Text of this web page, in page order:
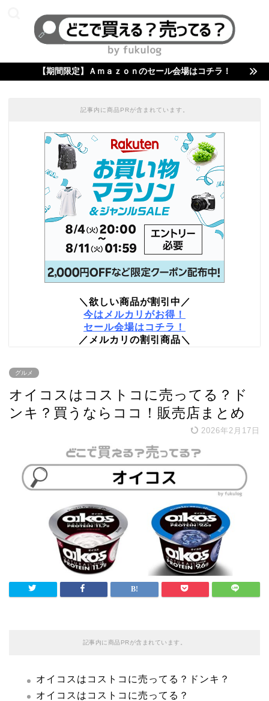
【期間限定】Ａｍａｚｏｎのセール会場はコチラ！
記事内に商品PRが含まれています。
＼欲しい商品が割引中／
今はメルカリがお得！
セール会場はコチラ！
／メルカリの割引商品＼
グルメ
オイコスはコストコに売ってる？ド
ンキ？買うならココ！販売店まとめ
2026年2月17日
記事内に商品PRが含まれています。
オイコスはコストコに売ってる？ドンキ？
オイコスはコストコに売ってる？